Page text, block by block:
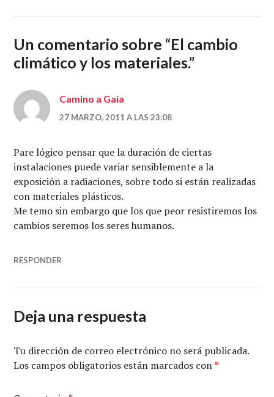
Un comentario sobre “El cambio
climático y los materiales.”
Camino a Gaia
27 MARZO, 2011 A LAS 23:08
Pare lógico pensar que la duración de ciertas
instalaciones puede variar sensiblemente a la
exposición a radiaciones, sobre todo si están realizadas
con materiales plásticos.
Me temo sin embargo que los que peor resistiremos los
cambios seremos los seres humanos.
RESPONDER
Deja una respuesta
Tu dirección de correo electrónico no será publicada.
Los campos obligatorios están marcados con*